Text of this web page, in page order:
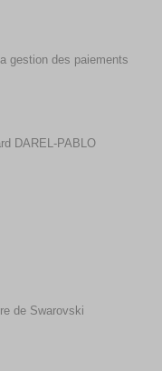
gestion des paiements
DAREL-PABLO
de Swarovski